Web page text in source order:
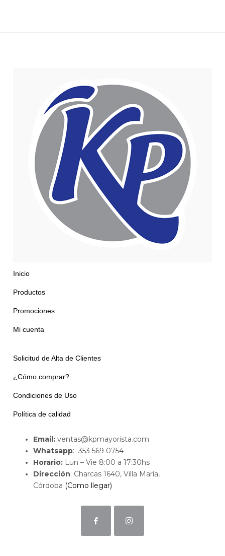
Inicio
Productos
Promociones
Mi cuenta
Solicitud de Alta de Clientes
¿Cómo comprar?
Condiciones de Uso
Política de calidad
Email: ventas@kpmayorista.com
Whatsapp: 353 569 0754
Horario: Lun – Vie 8:00 a 17:30hs
Dirección: Charcas 1640, Villa María,
Córdoba (Como llegar)